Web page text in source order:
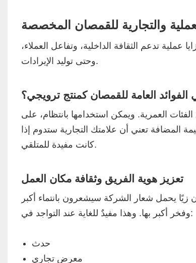
والتجارية للقمصان المخصصة
تدعم الثقافة الداخلية، وتفاعل العملاء،
وحتى توليد الإيرادات.
الفوائد العامة للقمصان كمنتج ترويجي؟
العمرية. ويمكن استخدامها بانتظام، على
المضافة تعني أن علامتك التجارية ستدوم إذا
كانت مفيدة للمتلقي.
تعزيز هوية الفريق وثقافة مكان العمل
زيًا يحمل شعار الشركة سيشعرون بانتماء أكبر
وفخر أكبر بها. وهذا مفيدٌ للغاية عند التواجد في:
حدث
معرض تجاري